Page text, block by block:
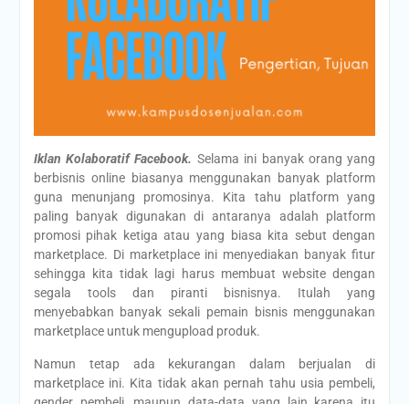
Iklan Kolaboratif Facebook. Selama ini banyak orang yang
berbisnis online biasanya menggunakan banyak platform
guna menunjang promosinya. Kita tahu platform yang
paling banyak digunakan di antaranya adalah platform
promosi pihak ketiga atau yang biasa kita sebut dengan
marketplace. Di marketplace ini menyediakan banyak fitur
sehingga kita tidak lagi harus membuat website dengan
segala tools dan piranti bisnisnya. Itulah yang
menyebabkan banyak sekali pemain bisnis menggunakan
marketplace untuk mengupload produk.
Namun tetap ada kekurangan dalam berjualan di
marketplace ini. Kita tidak akan pernah tahu usia pembeli,